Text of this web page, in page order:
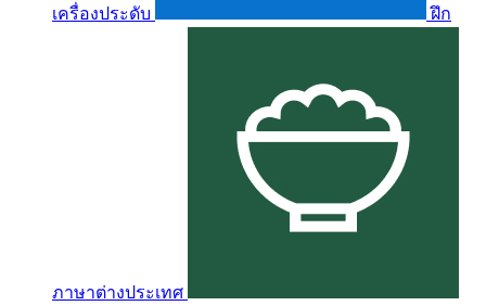
เครื่องประดับ ฝึก
ภาษาต่างประเทศ